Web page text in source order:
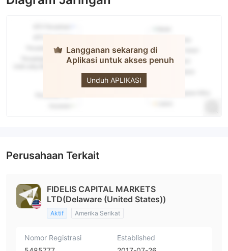
Langganan sekarang di
Aplikasi untuk akses penuh
Unduh APLIKASI
Fidelis CM
Perusahaan Terkait
FIDELIS CAPITAL MARKETS
LTD(Delaware (United States))
Aktif Amerika Serikat
Nomor Registrasi
Established